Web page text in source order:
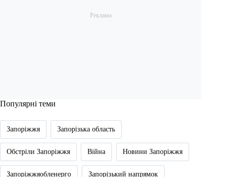
Популярні теми
Запоріжжя Запорізька область
Обстріли Запоріжжя Війна Новини Запоріжжя
Запоріжжяобленерго Запорізький напрямок